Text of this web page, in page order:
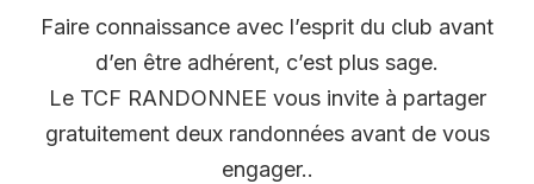
Faire connaissance avec l’esprit du club avant
d’en être adhérent, c’est plus sage.
Le TCF RANDONNEE vous invite à partager
gratuitement deux randonnées avant de vous
engager..